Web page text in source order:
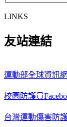
LINKS
友站連結
運動部全球資訊網
校園防護員
台灣運動傷害防